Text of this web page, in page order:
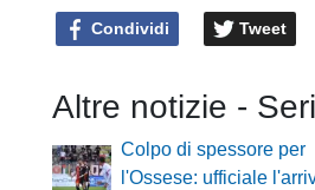
Condividi Tweet
Altre notizie -
Colpo di spessore per
l'Ossese: ufficiale